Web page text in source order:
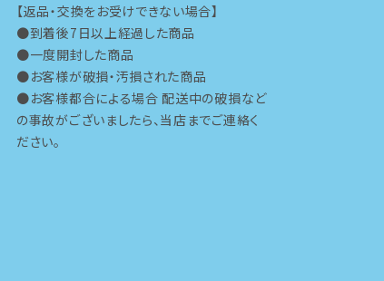
【返品・交換をお受けできない場合】
●到着後7日以上経過した商品
●一度開封した商品
●お客様が破損・汚損された商品
●お客様都合による場合 配送中の破損など
の事故がございましたら、当店までご連絡く
ださい。